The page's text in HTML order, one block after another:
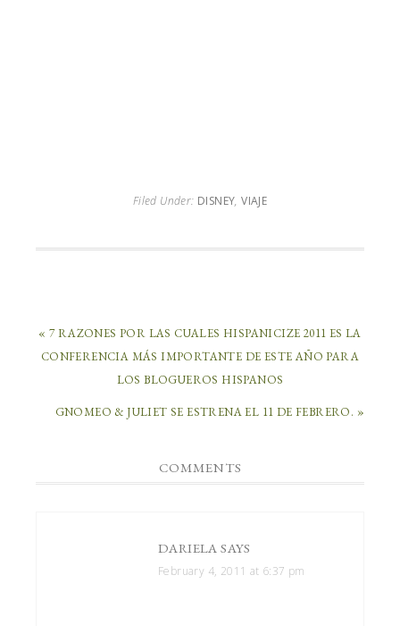
Filed Under: DISNEY,VIAJE
« 7 RAZONES POR LAS CUALES HISPANICIZE 2011 ES LA
CONFERENCIA MÁS IMPORTANTE DE ESTE AÑO PARA
LOS BLOGUEROS HISPANOS
GNOMEO & JULIET SE ESTRENA EL 11 DE FEBRERO. »
COMMENTS
DARIELA SAYS
February 4, 2011 at 6:37 pm